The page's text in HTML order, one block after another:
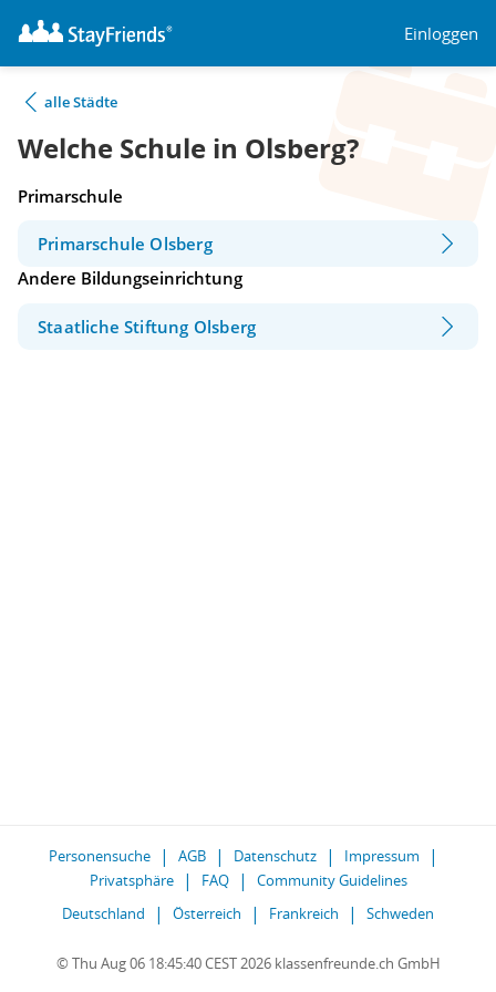
Einloggen
alle Städte
Welche Schule in Olsberg?
Primarschule
Primarschule Olsberg
Andere Bildungseinrichtung
Staatliche Stiftung Olsberg
Personensuche AGB Datenschutz
Impressum
Privatsphäre
FAQ
Community Guidelines
Deutschland
Österreich Frankreich Schweden
© Thu Aug 06 18:45:40 CEST 2026 klassenfreunde.ch GmbH